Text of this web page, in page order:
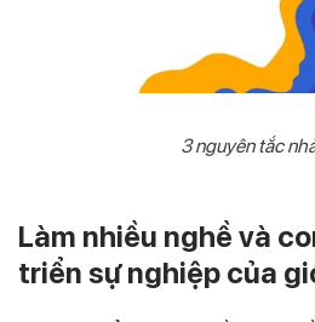
3 nguyên tắc
Làm nhiều nghề và
triển sự nghiệp của